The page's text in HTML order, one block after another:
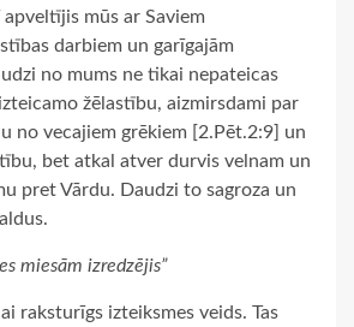
mūs ar Saviem
darbiem un garīgajām
no mums ne tikai nepateicas
žēlastību, aizmirsdami par
no vecajiem grēkiem [2.Pēt.2:9] un
bet atkal atver durvis velnam un
pret Vārdu. Daudzi to sagroza un
miesām izredzējis”
raksturīgs izteiksmes veids. Tas